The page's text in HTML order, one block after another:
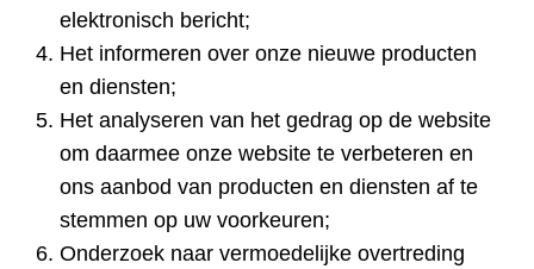
elektronisch bericht;
Het informeren over onze nieuwe producten
en diensten;
Het analyseren van het gedrag op de website
om daarmee onze website te verbeteren en
ons aanbod van producten en diensten af ​​te
stemmen op uw voorkeuren;
Onderzoek naar vermoedelijke overtreding